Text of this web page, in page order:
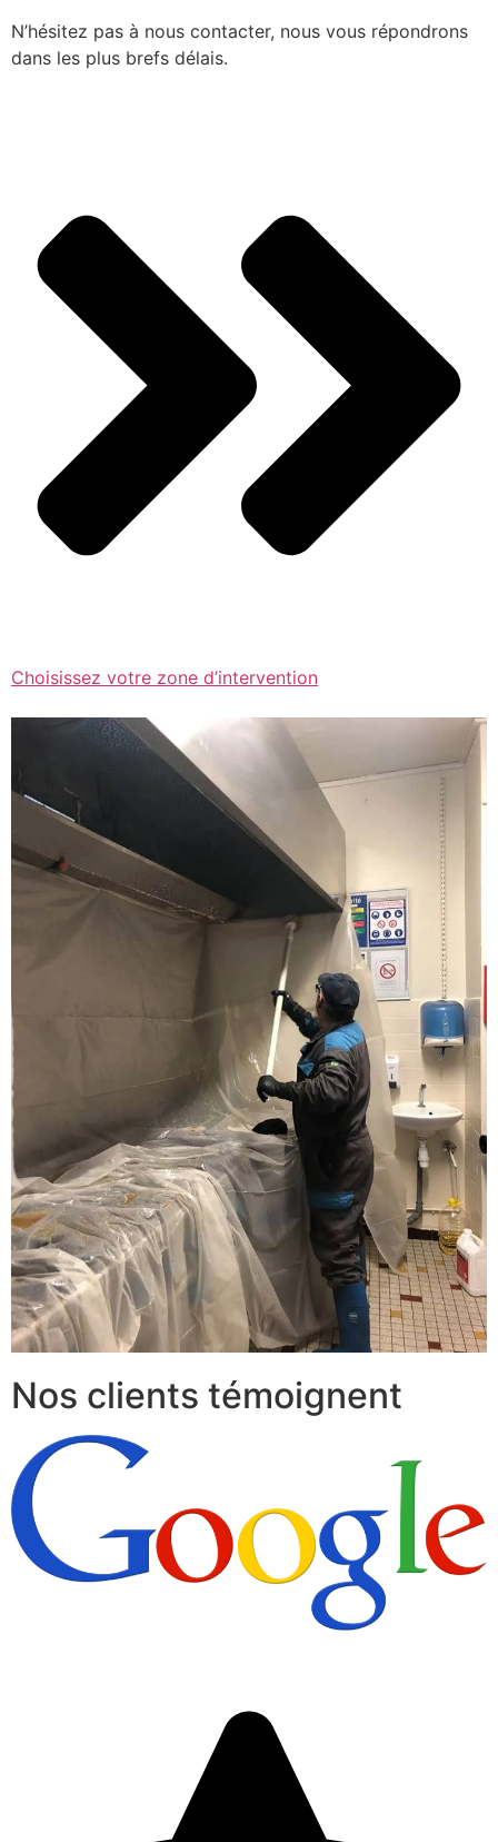
N’hésitez pas à nous contacter, nous vous répondrons
dans les plus brefs délais.
Choisissez votre zone d’intervention
Nos clients témoignent